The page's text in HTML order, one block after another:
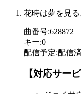
花時は夢を見る
曲番号:628872
キー:0
配信予定:配信
【対応サービ